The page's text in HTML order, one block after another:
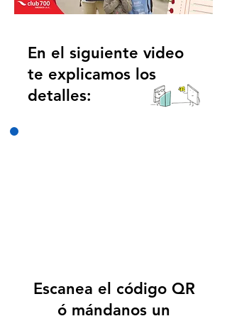
En el siguiente video
te explicamos los
detalles:
Escanea el código QR
ó mándanos un